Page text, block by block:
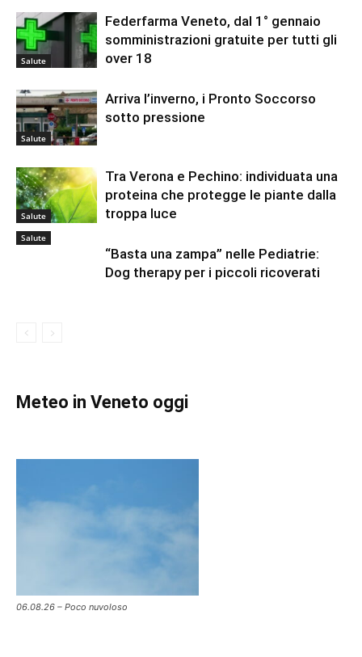
Salute
Federfarma Veneto, dal 1° gennaio
somministrazioni gratuite per tutti gli
over 18
Salute
Arriva l’inverno, i Pronto Soccorso
sotto pressione
Salute
Tra Verona e Pechino: individuata una
proteina che protegge le piante dalla
troppa luce
Salute
“Basta una zampa” nelle Pediatrie:
Dog therapy per i piccoli ricoverati
Meteo in Veneto oggi
06.08.26 – Poco nuvoloso